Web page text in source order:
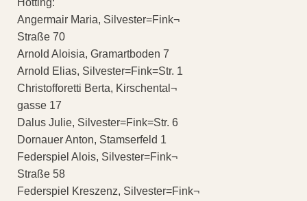
Angermair Maria, Silvester=Fink¬
Straße 70
Arnold Aloisia, Gramartboden 7
Arnold Elias, Silvester=Fink=Str. 1
Christofforetti Berta, Kirschental¬
gasse 17
Dalus Julie, Silvester=Fink=Str. 6
Dornauer Anton, Stamserfeld 1
Federspiel Alois, Silvester=Fink¬
Straße 58
Federspiel Kreszenz, Silvester=Fink¬